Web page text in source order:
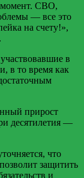
момент. СВО,
— все это
на счету!»,
в
в то время как
прирост
десятилетия —
что
защитить
и